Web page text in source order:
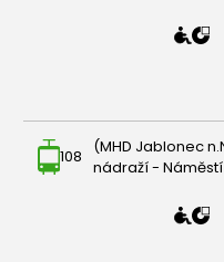
108
(MHD Jablonec
nádraží - Náměstí